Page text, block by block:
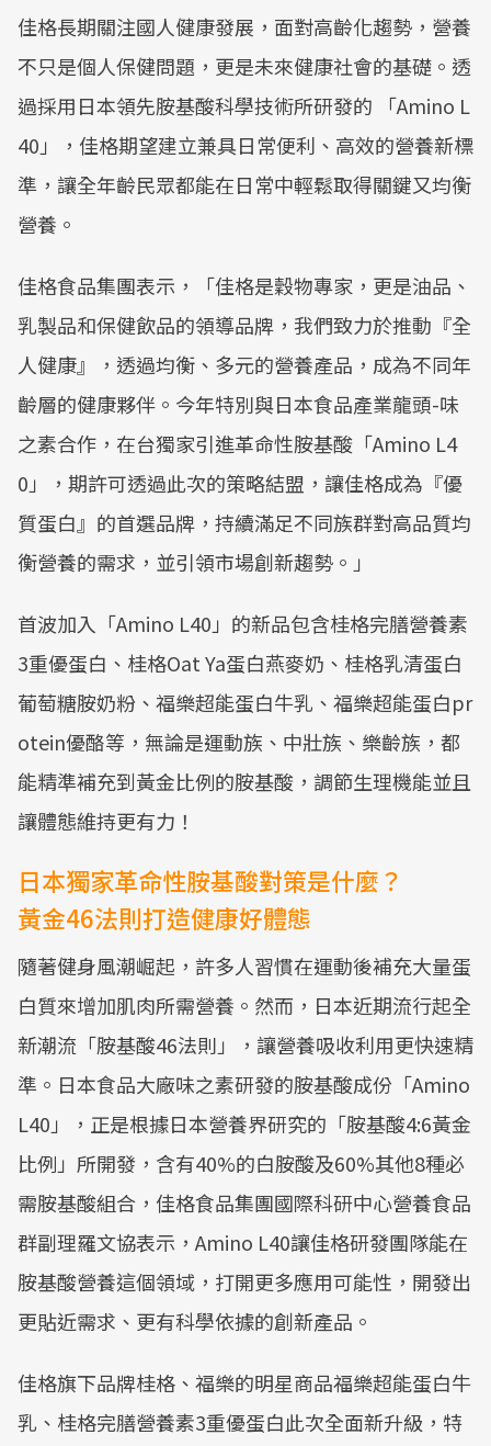
佳格長期關注國人健康發展，面對高齡化趨勢，營養
不只是個人保健問題，更是未來健康社會的基礎。透
過採用日本領先胺基酸科學技術所研發的 「Amino L
40」，佳格期望建立兼具日常便利、高效的營養新標
準，讓全年齡民眾都能在日常中輕鬆取得關鍵又均衡
營養。
佳格食品集團表示，「佳格是穀物專家，更是油品、
乳製品和保健飲品的領導品牌，我們致力於推動『全
人健康』，透過均衡、多元的營養產品，成為不同年
齡層的健康夥伴。今年特別與日本食品產業龍頭-味
之素合作，在台獨家引進革命性胺基酸「Amino L4
0」，期許可透過此次的策略結盟，讓佳格成為『優
質蛋白』的首選品牌，持續滿足不同族群對高品質均
衡營養的需求，並引領市場創新趨勢。」
首波加入「Amino L40」的新品包含桂格完膳營養素
3重優蛋白、桂格Oat Ya蛋白燕麥奶、桂格乳清蛋白
葡萄糖胺奶粉、福樂超能蛋白牛乳、福樂超能蛋白pr
otein優酪等，無論是運動族、中壯族、樂齡族，都
能精準補充到黃金比例的胺基酸，調節生理機能並且
讓體態維持更有力！
日本獨家革命性胺基酸對策是什麼？
黃金46法則打造健康好體態
隨著健身風潮崛起，許多人習慣在運動後補充大量蛋
白質來增加肌肉所需營養。然而，日本近期流行起全
新潮流「胺基酸46法則」，讓營養吸收利用更快速精
準。日本食品大廠味之素研發的胺基酸成份「Amino
L40」，正是根據日本營養界研究的「胺基酸4:6黃金
比例」所開發，含有40%的白胺酸及60%其他8種必
需胺基酸組合，佳格食品集團國際科研中心營養食品
群副理羅文協表示，Amino L40讓佳格研發團隊能在
胺基酸營養這個領域，打開更多應用可能性，開發出
更貼近需求、更有科學依據的創新產品。
佳格旗下品牌桂格、福樂的明星商品福樂超能蛋白牛
乳、桂格完膳營養素3重優蛋白此次全面新升級，特